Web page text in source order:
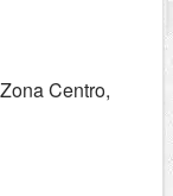
Centro,